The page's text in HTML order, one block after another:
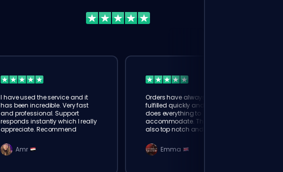
I have used the service and it
has been incredible. Very fast
and professional. Support
responds instantly which I really
appreciate. Recommend
Amr
Orders have always been
fulfilled quickly and booster
does everything to
accommodate. The support is
also top notch and responds
elokingEmma